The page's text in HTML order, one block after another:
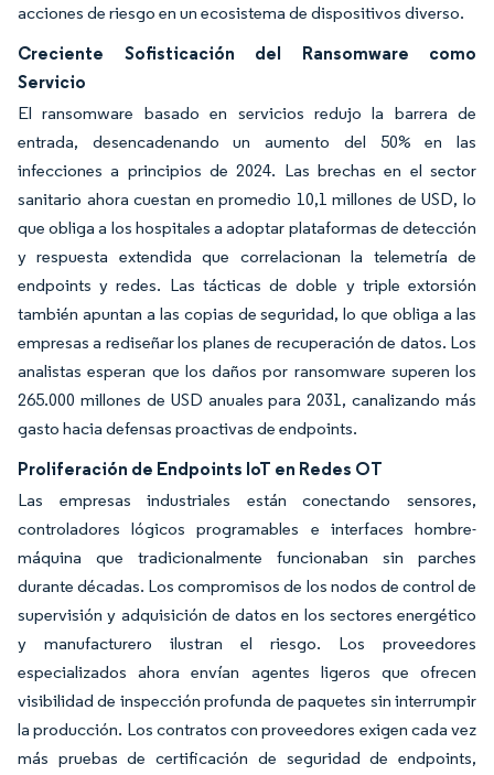
acciones de riesgo en un ecosistema de dispositivos diverso.
Creciente Sofisticación del Ransomware como
Servicio
El ransomware basado en servicios redujo la barrera de
entrada, desencadenando un aumento del 50% en las
infecciones a principios de 2024. Las brechas en el sector
sanitario ahora cuestan en promedio 10,1 millones de USD, lo
que obliga a los hospitales a adoptar plataformas de detección
y respuesta extendida que correlacionan la telemetría de
endpoints y redes. Las tácticas de doble y triple extorsión
también apuntan a las copias de seguridad, lo que obliga a las
empresas a rediseñar los planes de recuperación de datos. Los
analistas esperan que los daños por ransomware superen los
265.000 millones de USD anuales para 2031, canalizando más
gasto hacia defensas proactivas de endpoints.
Proliferación de Endpoints IoT en Redes OT
Las empresas industriales están conectando sensores,
controladores lógicos programables e interfaces hombre-
máquina que tradicionalmente funcionaban sin parches
durante décadas. Los compromisos de los nodos de control de
supervisión y adquisición de datos en los sectores energético
y manufacturero ilustran el riesgo. Los proveedores
especializados ahora envían agentes ligeros que ofrecen
visibilidad de inspección profunda de paquetes sin interrumpir
la producción. Los contratos con proveedores exigen cada vez
más pruebas de certificación de seguridad de endpoints,